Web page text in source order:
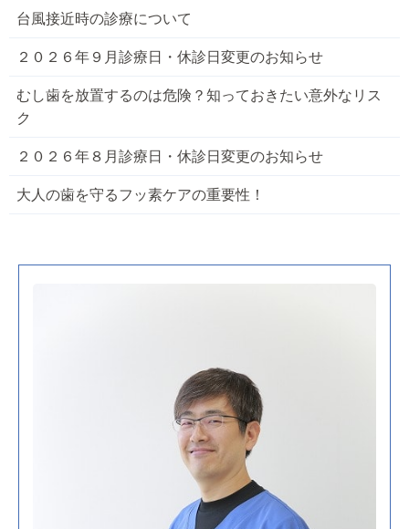
台風接近時の診療について
２０２６年９月診療日・休診日変更のお知らせ
むし歯を放置するのは危険？知っておきたい意外なリス
ク
２０２６年８月診療日・休診日変更のお知らせ
大人の歯を守るフッ素ケアの重要性！